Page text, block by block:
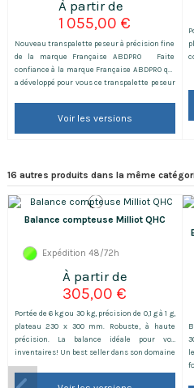
1 055,00 €
Nouveau transpalette peseur à précision fine
de la marque Française ABDPRO Faite
confiance à la marque Française ABDPRO qui
a développé pour vous ce transpalette peseur
incontournable dans votre société. Ce
transpalette robuste à un prix accessible
Voir les versions
16 autres produits dans la même
Balance compteuse Milliot QHC
Expédition 48/72h
305,00 €
Portée de 6 kg ou 30 kg, précision de 0,1 g à 1 g,
plateau 230 x 300 mm. Robuste, à haute
précision. La balance idéale pour vos
inventaires! Un best seller dans son domaine
grâce à sa robustesse depuis des années. Ne
peut pas être utilisée pour faire du
3000